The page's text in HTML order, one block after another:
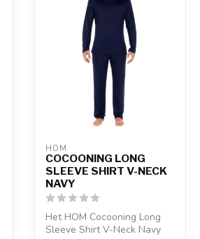
HOM
COCOONING LONG
SLEEVE SHIRT V-NECK
NAVY
Het HOM Cocooning Long
Sleeve Shirt V-Neck Navy